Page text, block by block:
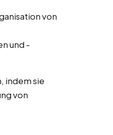
von
und -
indem sie
von